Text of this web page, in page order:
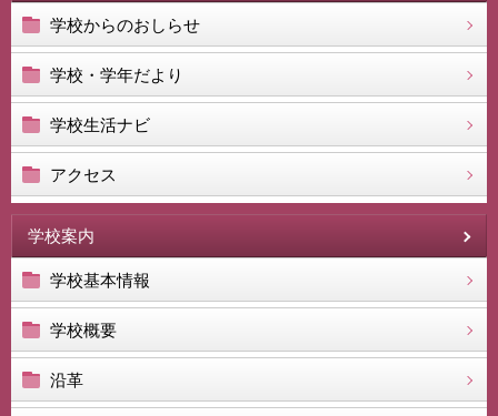
学校からのおしらせ
学校・学年だより
学校生活ナビ
アクセス
学校案内
学校基本情報
学校概要
沿革